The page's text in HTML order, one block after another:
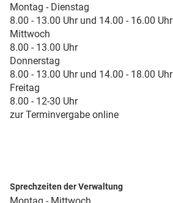
Montag - Dienstag
8.00 - 13.00 Uhr und 14.00 - 16.00 Uhr
Mittwoch
8.00 - 13.00 Uhr
Donnerstag
8.00 - 13.00 Uhr und 14.00 - 18.00 Uhr
Freitag
8.00 - 12-30 Uhr
zur Terminvergabe online
Sprechzeiten der Verwaltung